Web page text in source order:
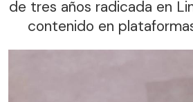
de tres años radicada en
contenido en